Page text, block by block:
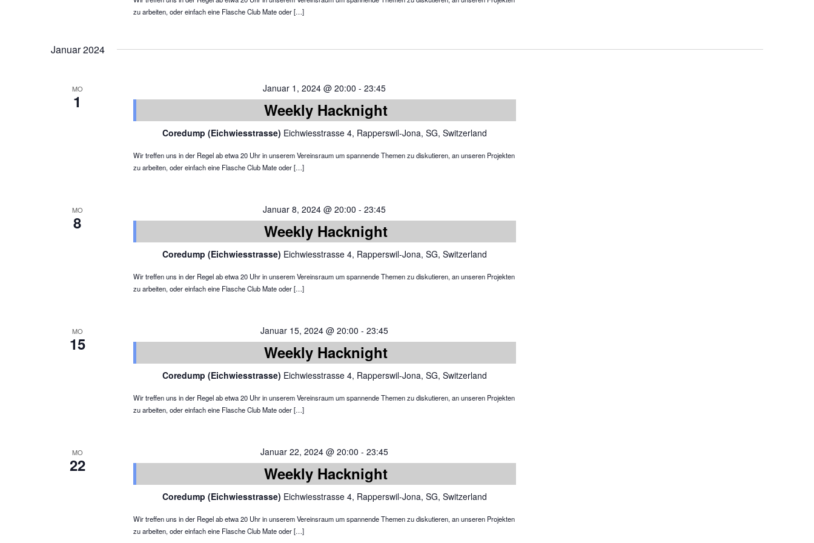
zu arbeiten, oder einfach eine Flasche Club Mate oder […]
Januar 2024
MO
1
Januar 1, 2024 @ 20:00 -23:45
Weekly Hacknight
Coredump (Eichwiesstrasse) Eichwiesstrasse 4, Rapperswil-Jona, SG, Switzerland
Wir treffen uns in der Regel ab etwa 20 Uhr in unserem Vereinsraum um spannende Themen zu diskutieren, an unseren Projekten
zu arbeiten, oder einfach eine Flasche Club Mate oder […]
MO
8
Januar 8, 2024 @ 20:00 -23:45
Weekly Hacknight
Coredump (Eichwiesstrasse) Eichwiesstrasse 4, Rapperswil-Jona, SG, Switzerland
Wir treffen uns in der Regel ab etwa 20 Uhr in unserem Vereinsraum um spannende Themen zu diskutieren, an unseren Projekten
zu arbeiten, oder einfach eine Flasche Club Mate oder […]
MO
15
Januar 15, 2024 @ 20:00 -23:45
Weekly Hacknight
Coredump (Eichwiesstrasse) Eichwiesstrasse 4, Rapperswil-Jona, SG, Switzerland
Wir treffen uns in der Regel ab etwa 20 Uhr in unserem Vereinsraum um spannende Themen zu diskutieren, an unseren Projekten
zu arbeiten, oder einfach eine Flasche Club Mate oder […]
MO
22
Januar 22, 2024 @ 20:00 -23:45
Weekly Hacknight
Coredump (Eichwiesstrasse) Eichwiesstrasse 4, Rapperswil-Jona, SG, Switzerland
Wir treffen uns in der Regel ab etwa 20 Uhr in unserem Vereinsraum um spannende Themen zu diskutieren, an unseren Projekten
zu arbeiten, oder einfach eine Flasche Club Mate oder […]